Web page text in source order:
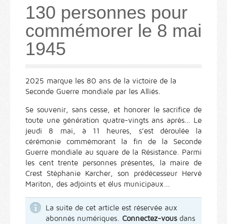
130 personnes pour
commémorer le 8 mai
1945
2025 marque les 80 ans de la victoire de la
Seconde Guerre mondiale par les Alliés.
Se souvenir, sans cesse, et honorer le sacrifice de
toute une génération quatre-vingts ans après… Le
jeudi 8 mai, à 11 heures, s’est déroulée la
cérémonie commémorant la fin de la Seconde
Guerre mondiale au square de la Résistance. Parmi
les cent trente personnes présentes, la maire de
Crest Stéphanie Karcher, son prédécesseur Hervé
Mariton, des adjoints et élus municipaux...
La suite de cet article est réservée aux
abonnés numériques. Connectez-vousdans